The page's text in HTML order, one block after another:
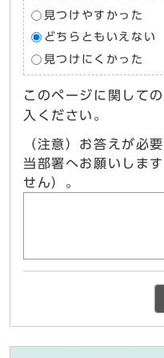
見つけやすかった
どちらともいえない
見つけにくかった
このページに関して
入ください。
（注意）お答えが必
当部署へお願いしま
せん）。